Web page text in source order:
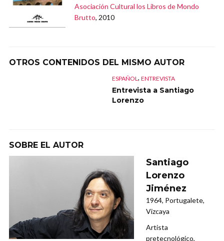
Asociación Cultural los Libros de Mondo
Brutto, 2010
OTROS CONTENIDOS DEL MISMO AUTOR
ESPAÑOL , ENTREVISTA
Entrevista a Santiago
Lorenzo
SOBRE EL AUTOR
Santiago
Lorenzo
Jiménez
1964, Portugalete,
Vizcaya
Artista
pretecnológico,